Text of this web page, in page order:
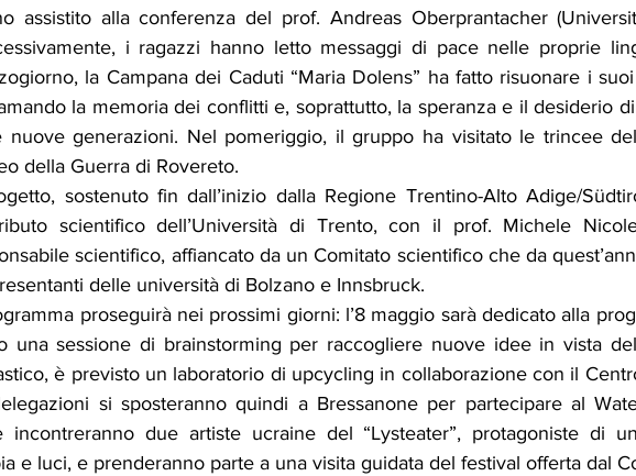
assistito alla conferenza del prof. Andreas Oberprantacher
i ragazzi hanno letto messaggi di pace nelle proprie
la Campana dei Caduti “Maria Dolens” ha fatto risuonare i
la memoria dei conflitti e, soprattutto, la speranza e il desiderio
nuove generazioni. Nel pomeriggio, il gruppo ha visitato le trincee
della Guerra di Rovereto.
sostenuto fin dall’inizio dalla Regione Trentino-Alto Adige/
scientifico dell’Università di Trento, con il prof. Michele
scientifico, affiancato da un Comitato scientifico che da
delle università di Bolzano e Innsbruck.
proseguirà nei prossimi giorni: l’8 maggio sarà dedicato alla
una sessione di brainstorming per raccogliere nuove idee in vista
è previsto un laboratorio di upcycling in collaborazione con il
si sposteranno quindi a Bressanone per partecipare al
incontreranno due artiste ucraine del “Lysteater”, protagoniste di
e luci, e prenderanno parte a una visita guidata del festival offerta dal